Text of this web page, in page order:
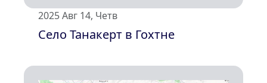
ЧИТАТЬ ДАЛЕЕ
2025 Авг 14, Четв
Село Танакерт в Гохтне